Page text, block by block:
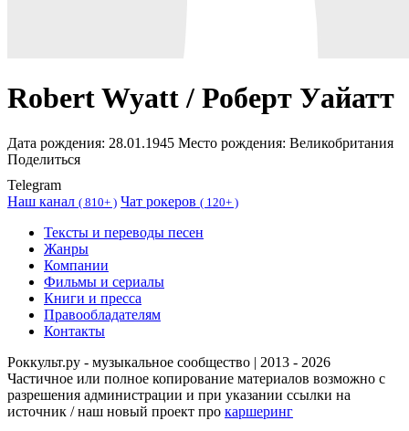
Robert Wyatt / Роберт Уайатт
Дата рождения: 28.01.1945 Место рождения: Великобритания
Поделиться
Telegram
Наш канал ( 810+ ) Чат рокеров ( 120+ )
Тексты и переводы песен
Жанры
Компании
Фильмы и сериалы
Книги и пресса
Правообладателям
Контакты
Роккульт.ру - музыкальное сообщество | 2013 - 2026
Частичное или полное копирование материалов возможно с
разрешения администрации и при указании ссылки на
источник / наш новый проект про каршеринг